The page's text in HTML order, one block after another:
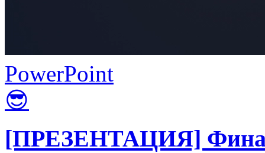
PowerPoint
😎
[ПРЕЗЕНТАЦИЯ]